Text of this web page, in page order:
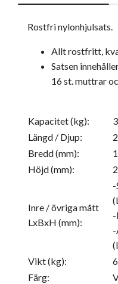
Rostfri nylonhjulsats.
Allt rostfritt,
Satsen
16 st. muttrar
Kapacitet (kg):
Längd / Djup:
Bredd (mm):
Höjd (mm):
Inre / övriga mått
LxBxH (mm):
-
-
Vikt (kg):
Färg: